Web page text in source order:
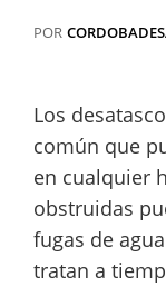
POR
Los
común que
en cualquier
obstruidas
fugas de
tratan a